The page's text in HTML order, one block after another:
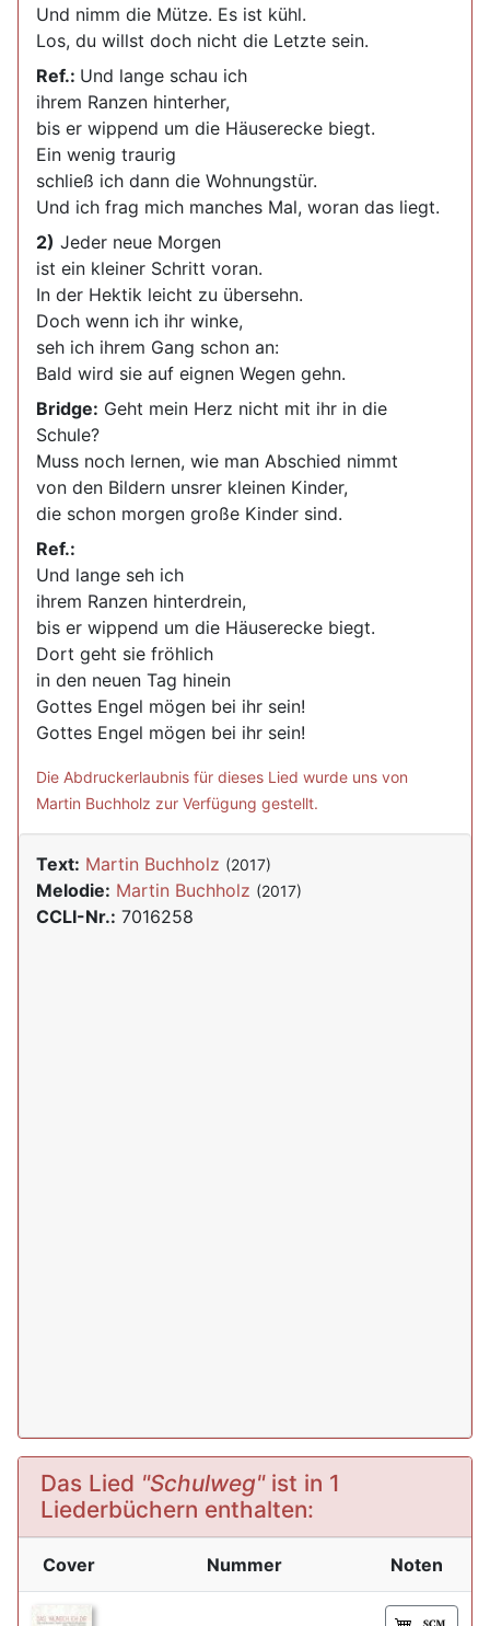
Und nimm die Mütze. Es ist kühl.
Los, du willst doch nicht die Letzte sein.
Ref.: Und lange schau ich
ihrem Ranzen hinterher,
bis er wippend um die Häuserecke biegt.
Ein wenig traurig
schließ ich dann die Wohnungstür.
Und ich frag mich manches Mal, woran das liegt.
2) Jeder neue Morgen
ist ein kleiner Schritt voran.
In der Hektik leicht zu übersehn.
Doch wenn ich ihr winke,
seh ich ihrem Gang schon an:
Bald wird sie auf eignen Wegen gehn.
Bridge: Geht mein Herz nicht mit ihr in die
Schule?
Muss noch lernen, wie man Abschied nimmt
von den Bildern unsrer kleinen Kinder,
die schon morgen große Kinder sind.
Ref.:
Und lange seh ich
ihrem Ranzen hinterdrein,
bis er wippend um die Häuserecke biegt.
Dort geht sie fröhlich
in den neuen Tag hinein
Gottes Engel mögen bei ihr sein!
Gottes Engel mögen bei ihr sein!
Die Abdruckerlaubnis für dieses Lied wurde uns von
Martin Buchholz zur Verfügung gestellt.
Text: Martin Buchholz (2017)
Melodie: Martin Buchholz (2017)
CCLI-Nr.: 7016258
Das Lied "Schulweg"ist in 1
Liederbüchern enthalten:
Cover Nummer Noten